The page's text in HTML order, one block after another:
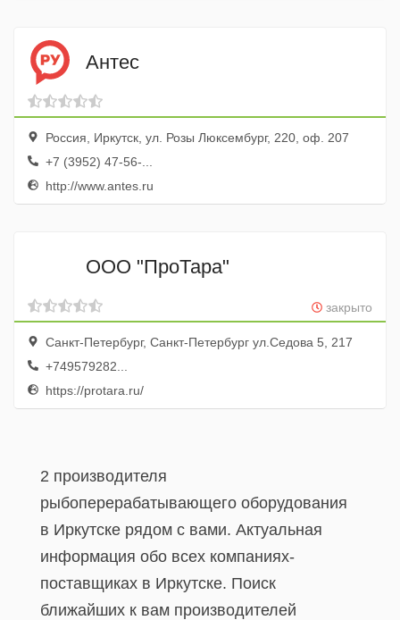
Антес
Россия, Иркутск, ул. Розы Люксембург, 220, оф. 207
+7 (3952) 47-56-...
http://www.antes.ru
ООО "ПроТара"
закрыто
Санкт-Петербург, Санкт-Петербург ул.Седова 5, 217
+749579282...
https://protara.ru/
2 производителя
рыбоперерабатывающего оборудования
в Иркутске рядом с вами. Актуальная
информация обо всех компаниях-
поставщиках в Иркутске. Поиск
ближайших к вам производителей